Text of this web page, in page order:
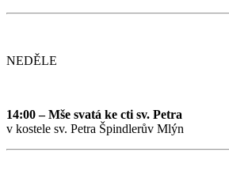
NEDĚLE
14:00 – Mše svatá ke cti sv. Petra
v kostele sv. Petra Špindlerův Mlýn